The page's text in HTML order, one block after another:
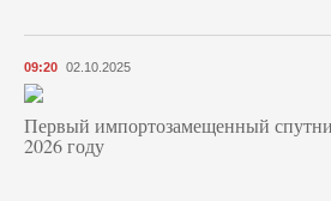
09:20 02.10.2025
Первый импортозамещенный
2026 году